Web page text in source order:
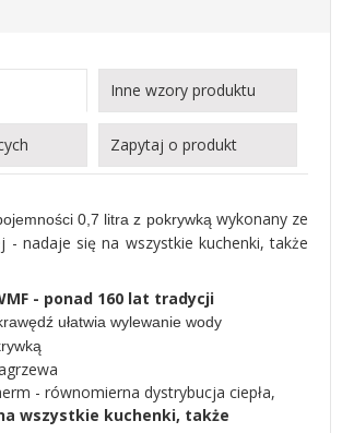
Inne wzory produktu
Zapytaj o produkt
0,7 litra z pokrywkąwykonany ze
- nadaje się na wszystkie kuchenki, także
- ponad 160 lat tradycji
ułatwia wylewanie wody
- równomierna dystrybucja ciepła,
wszystkie kuchenki, także